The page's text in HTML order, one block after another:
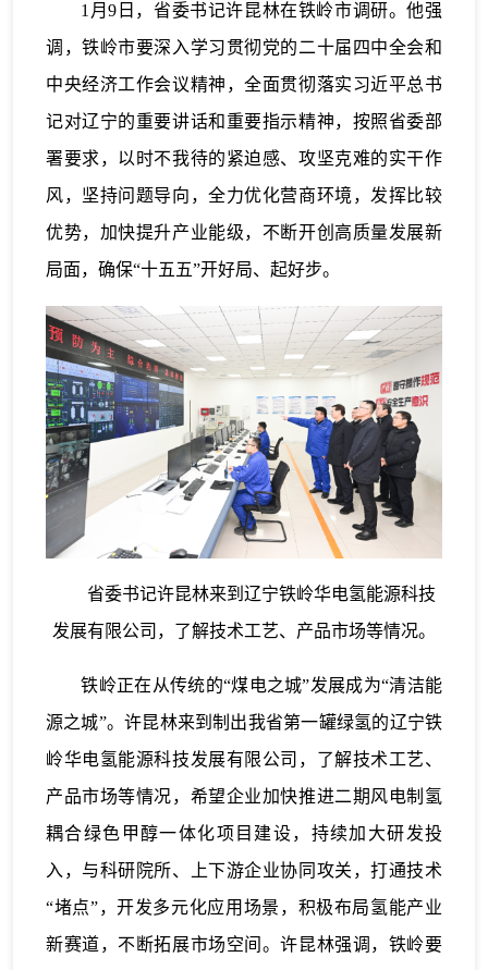
1月9日，省委书记许昆林在铁岭市调研。他强
调，铁岭市要深入学习贯彻党的二十届四中全会和
中央经济工作会议精神，全面贯彻落实习近平总书
记对辽宁的重要讲话和重要指示精神，按照省委部
署要求，以时不我待的紧迫感、攻坚克难的实干作
风，坚持问题导向，全力优化营商环境，发挥比较
优势，加快提升产业能级，不断开创高质量发展新
局面，确保“十五五”开好局、起好步。
省委书记许昆林来到辽宁铁岭华电氢能源科技
发展有限公司，了解技术工艺、产品市场等情况。
铁岭正在从传统的“煤电之城”发展成为“清洁能
源之城”。许昆林来到制出我省第一罐绿氢的辽宁铁
岭华电氢能源科技发展有限公司，了解技术工艺、
产品市场等情况，希望企业加快推进二期风电制氢
耦合绿色甲醇一体化项目建设，持续加大研发投
入，与科研院所、上下游企业协同攻关，打通技术
“堵点”，开发多元化应用场景，积极布局氢能产业
新赛道，不断拓展市场空间。许昆林强调，铁岭要